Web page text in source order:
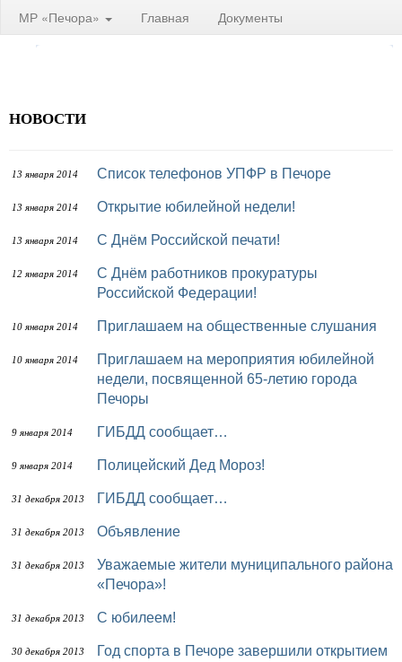
МР «Печора» Главная Документы
НОВОСТИ
13 января 2014 Список телефонов УПФР в Печоре
13 января 2014 Открытие юбилейной недели!
13 января 2014 С Днём Российской печати!
12 января 2014
С Днём работников прокуратуры
Российской Федерации!
10 января 2014 Приглашаем на общественные слушания
10 января 2014
Приглашаем на мероприятия юбилейной
недели, посвященной 65-летию города
Печоры
9 января 2014 ГИБДД сообщает…
9 января 2014 Полицейский Дед Мороз!
31 декабря 2013 ГИБДД сообщает…
31 декабря 2013 Объявление
31 декабря 2013
Уважаемые жители муниципального района
«Печора»!
31 декабря 2013 С юбилеем!
30 декабря 2013
Год спорта в Печоре завершили открытием